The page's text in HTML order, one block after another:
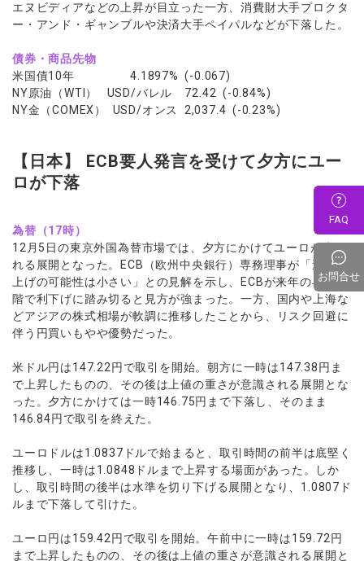
エヌビディアなどの上昇が目立った一方、消費財大手プロクタ
ー・アンド・ギャンブルや決済大手ペイパルなどが下落した。
債券・商品先物
米国債10年 4.1897% (-0.067)
NY原油（WTI） USD/バレル 72.42 (-0.84%)
NY金（COMEX） USD/オンス 2,037.4 (-0.23%)
【日本】 ECB要人発言を受けて夕方にユー
ロが下落
為替（17時）
12月5日の東京外国為替市場では、夕方にかけてユーロが売ら
れる展開となった。ECB（欧州中央銀行）専務理事が「追加利
上げの可能性は小さい」との見解を示し、ECBが来年の早い段
階で利下げに踏み切ると見方が強まった。一方、国内や上海な
どアジアの株式相場が軟調に推移したことから、リスク回避に
伴う円買いもやや優勢だった。
米ドル円は147.22円で取引を開始。朝方に一時は147.38円ま
で上昇したものの、その後は上値の重さが意識される展開とな
った。夕方にかけては一時146.75円まで下落し、そのまま
146.84円で取引を終えた。
ユーロドルは1.0837ドルで始まると、取引時間の前半は底堅く
推移し、一時は1.0848ドルまで上昇する場面があった。しか
し、取引時間の後半は水準を切り下げる展開となり、1.0807ド
ルまで下落して引けた。
ユーロ円は159.42円で取引を開始。午前中に一時は159.72円
まで上昇したものの、その後は上値の重さが意識される展開と
FAQ
お問合せ